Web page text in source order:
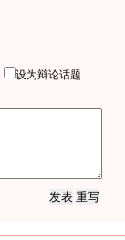
设为辩论话题